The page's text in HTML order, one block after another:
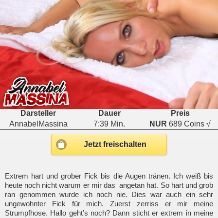
Darsteller Dauer
Preis
AnnabelMassina
7:39 Min. NUR 689 Coins √
Jetzt freischalten
Extrem hart und grober Fick bis die Augen tränen. Ich weiß bis
heute noch nicht warum er mir das angetan hat. So hart und grob
ran genommen wurde ich noch nie. Dies war auch ein sehr
ungewohnter Fick für mich. Zuerst zerriss er mir meine
Strumpfhose. Hallo geht’s noch? Dann sticht er extrem in meine